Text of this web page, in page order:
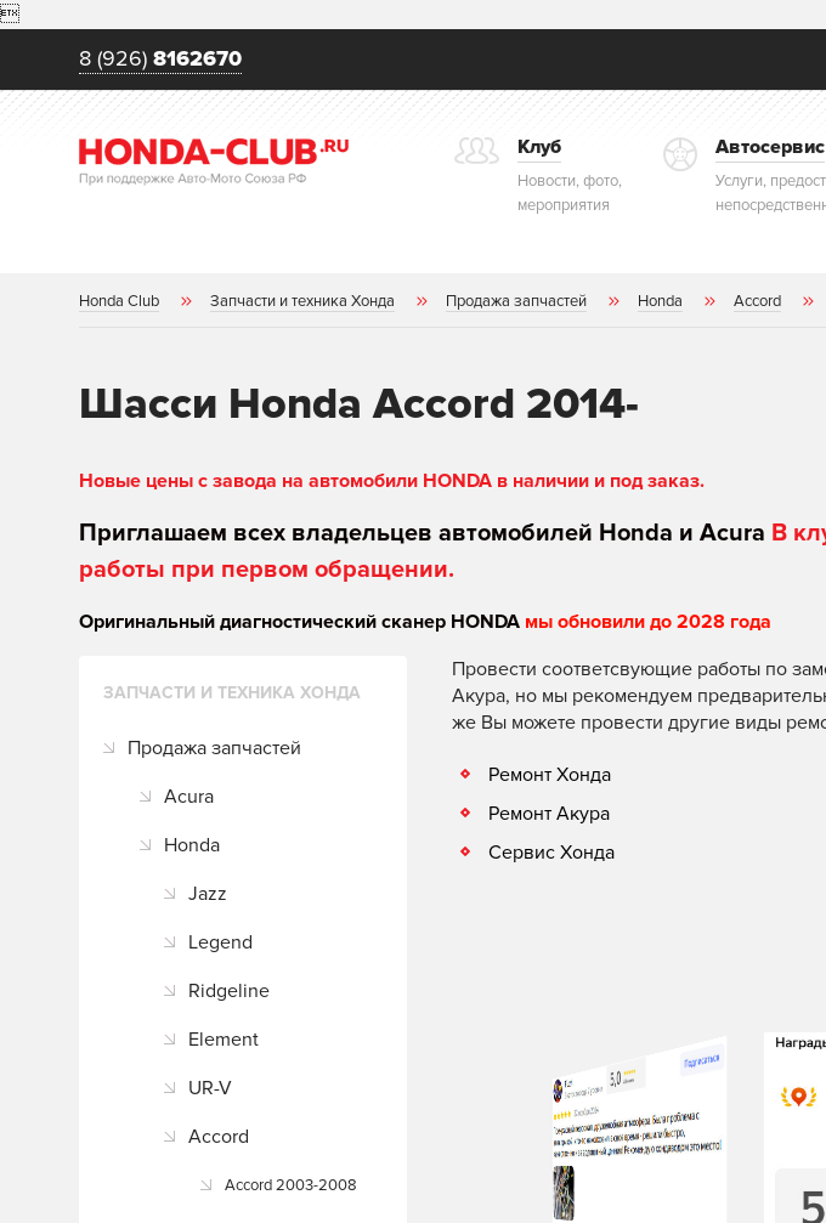

8 (926) 8162670
Клуб
Новости, фото,
мероприятия
Автосервис
Услуги,
Honda Club Запчасти и техника Хонда Продажа запчастей Honda Accord
Шасси Honda Accord 2014-
Новые цены с завода на автомобили HONDA в наличии и под заказ.
Приглашаем всех владельцев автомобилей Honda и Acura В
работы при первом обращении.
Оригинальный диагностический сканер HONDA мы обновили до 2028 года
ЗАПЧАСТИ И ТЕХНИКА ХОНДА
Продажа запчастей
Acura
Honda
Jazz
Legend
Ridgeline
Element
UR-V
Accord
Accord 2003-2008
Провести соответсвующие работы по
Акура, но мы рекомендуем
же Вы можете провести другие виды
Ремонт Хонда
Ремонт Акура
Сервис Хонда